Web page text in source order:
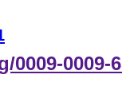
0009-